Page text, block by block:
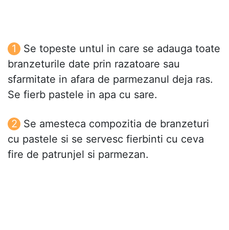
Se topeste untul in care se adauga toate
branzeturile date prin razatoare sau
sfarmitate in afara de parmezanul deja ras.
Se fierb pastele in apa cu sare.
Se amesteca compozitia de branzeturi
cu pastele si se servesc fierbinti cu ceva
fire de patrunjel si parmezan.